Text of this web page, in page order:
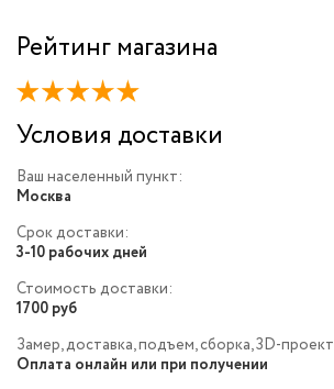
Рейтинг магазина
Условия доставки
Ваш населенный пункт:
Москва
Срок доставки:
3-10 рабочих дней
Стоимость доставки:
1700 руб
Замер, доставка, подъем, сборка, 3D-проект
Оплата онлайн или при получении